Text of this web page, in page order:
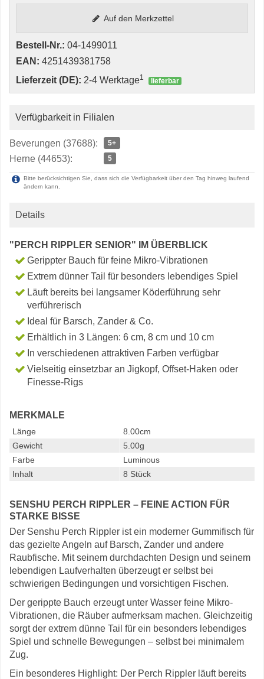
Auf den Merkzettel
Bestell-Nr.: 04-1499011
EAN: 4251439381758
Lieferzeit (DE): 2-4 Werktage1 lieferbar
Verfügbarkeit in Filialen
Beverungen (37688): 5+
Herne (44653): 5
Bitte berücksichtigen Sie, dass sich die Verfügbarkeit über den Tag hinweg laufend
ändern kann.
Details
"PERCH RIPPLER SENIOR" IM ÜBERBLICK
Gerippter Bauch für feine Mikro-Vibrationen
Extrem dünner Tail für besonders lebendiges Spiel
Läuft bereits bei langsamer Köderführung sehr
verführerisch
Ideal für Barsch, Zander & Co.
Erhältlich in 3 Längen: 6 cm, 8 cm und 10 cm
In verschiedenen attraktiven Farben verfügbar
Vielseitig einsetzbar an Jigkopf, Offset-Haken oder
Finesse-Rigs
MERKMALE
Länge
8.00cm
Gewicht
5.00g
Farbe
Luminous
Inhalt
8 Stück
SENSHU PERCH RIPPLER – FEINE ACTION FÜR
STARKE BISSE
Der Senshu Perch Rippler ist ein moderner Gummifisch für
das gezielte Angeln auf Barsch, Zander und andere
Raubfische. Mit seinem durchdachten Design und seinem
lebendigen Laufverhalten überzeugt er selbst bei
schwierigen Bedingungen und vorsichtigen Fischen.
Der gerippte Bauch erzeugt unter Wasser feine Mikro-
Vibrationen, die Räuber aufmerksam machen. Gleichzeitig
sorgt der extrem dünne Tail für ein besonders lebendiges
Spiel und schnelle Bewegungen – selbst bei minimalem
Zug.
Ein besonderes Highlight: Der Perch Rippler läuft bereits